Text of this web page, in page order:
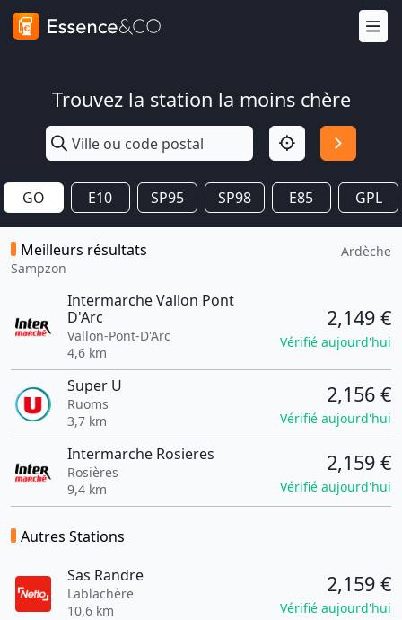
Trouvez la station la moins chère
GO E10 SP95 SP98 E85 GPL
Meilleurs résultats
Sampzon
Ardèche
Intermarche Vallon Pont
D'Arc
Vallon-Pont-D'Arc
4,6 km
2,149 €
Vérifié aujourd'hui
Super U
Ruoms
3,7 km
2,156 €
Vérifié aujourd'hui
Intermarche Rosieres
Rosières
9,4 km
2,159 €
Vérifié aujourd'hui
Autres Stations
Sas Randre
Lablachère
10,6 km
2,159 €
Vérifié aujourd'hui